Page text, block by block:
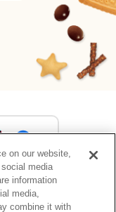
一覧
on our website,
media
information
media,
combine it with